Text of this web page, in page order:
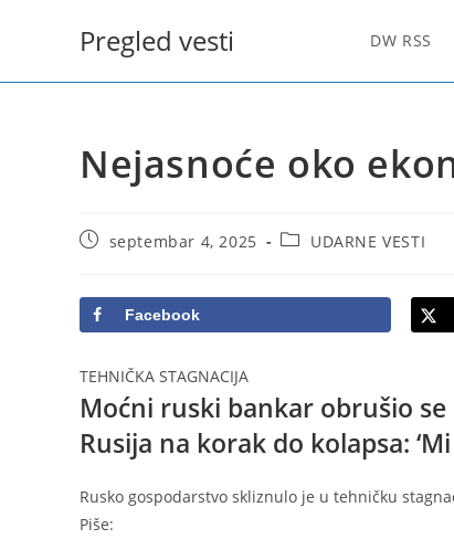
Pregled vesti DW RSS
Nejasnoće oko
Postseptembar 4, 2025
PostUDARNE VESTI
Facebook
TEHNIČKA STAGNACIJA
Moćni ruski bankar obrušio se
Rusija na korak do kolapsa:
Rusko gospodarstvo skliznulo je u tehničku
Piše: